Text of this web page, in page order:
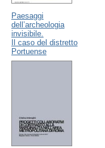
Paesaggi
dell’archeologia
invisibile.
Il caso del distretto
Portuense